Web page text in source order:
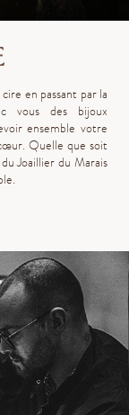
en passant par la
vous des bijoux
oirensemble votre
. Quelle que soit
Joaillier du Marais